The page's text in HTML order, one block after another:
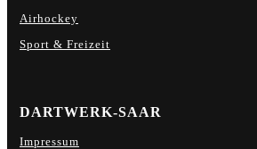
Airhockey
Sport & Freizeit
DARTWERK-SAAR
Impressum